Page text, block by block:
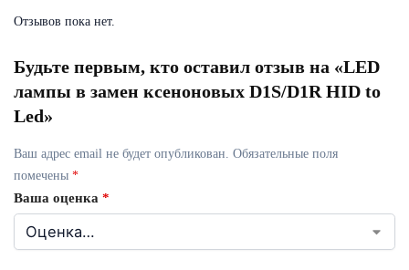
Отзывов пока нет.
Будьте первым, кто оставил отзыв на «LED
лампы в замен ксеноновых D1S/D1R HID to
Led»
Ваш адрес email не будет опубликован. Обязательные поля
помечены *
Ваша оценка *